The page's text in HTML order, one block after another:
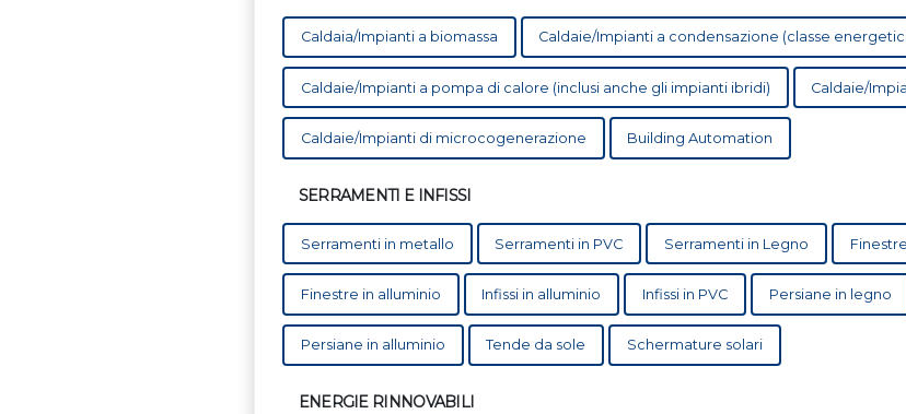
Caldaia/Impianti a biomassa Caldaie/Impianti a condensazione (classe
Caldaie/Impianti a pompa di calore (inclusi anche gli impianti ibridi)
Caldaie/Impianti di microcogenerazione Building Automation
SERRAMENTI E INFISSI
Serramenti in metallo Serramenti in PVC Serramenti in Legno
Finestre in alluminio Infissi in alluminio Infissi in PVC Persiane in legno
Persiane in alluminio Tende da sole Schermature solari
ENERGIE RINNOVABILI